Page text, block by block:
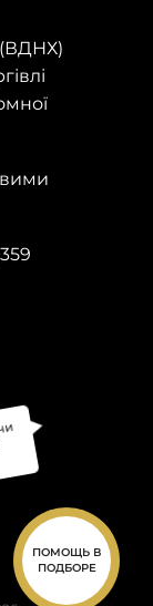
ПОМОЩЬ В
ПОДБОРЕ
(ВДНХ)